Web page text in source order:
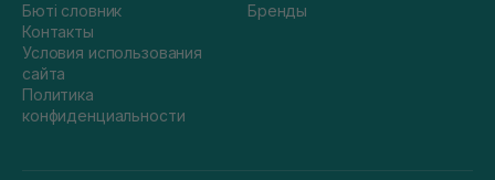
Бюті словник
Контакты
Условия использования
сайта
Политика
конфиденциальности
Бренды